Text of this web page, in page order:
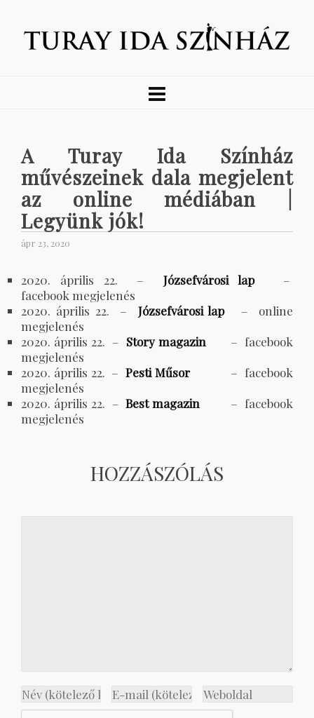
A Turay Ida Színház
művészeinek dala megjelent
az online médiában |
Legyünk jók!
ápr 23, 2020
2020. április 22. – Józsefvárosi lap
–
facebook megjelenés
2020. április 22. – Józsefvárosi lap– online
megjelenés
2020. április 22. – Story magazin – facebook
megjelenés
2020. április 22. –Pesti Műsor
– facebook
megjelenés
2020. április 22. –Best magazin
– facebook
megjelenés
HOZZÁSZÓLÁS